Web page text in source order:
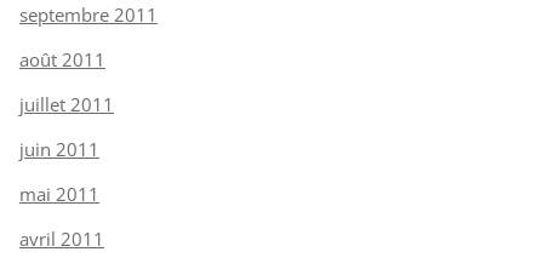
septembre 2011
août 2011
juillet 2011
juin 2011
mai 2011
avril 2011